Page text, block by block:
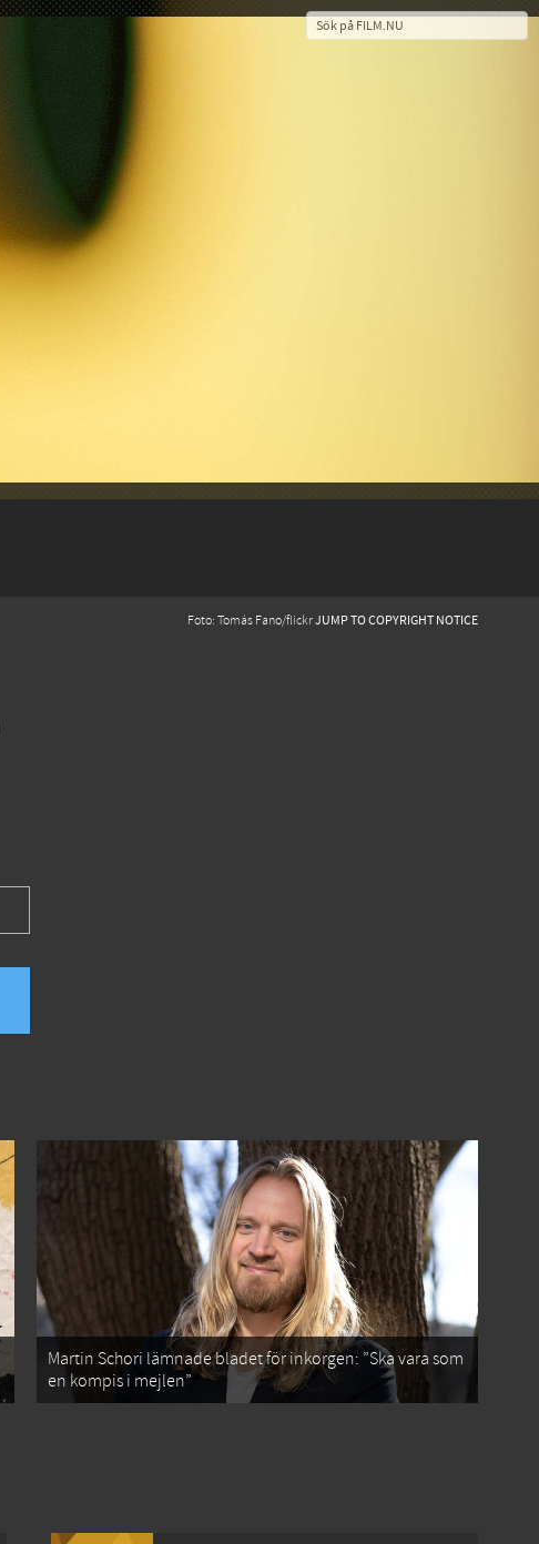
Foto: Tomás Fano/flickrJUMP TO COPYRIGHT NOTICE
Martin Schori lämnade bladet för inkorgen: ”Ska vara som
en kompis i mejlen”